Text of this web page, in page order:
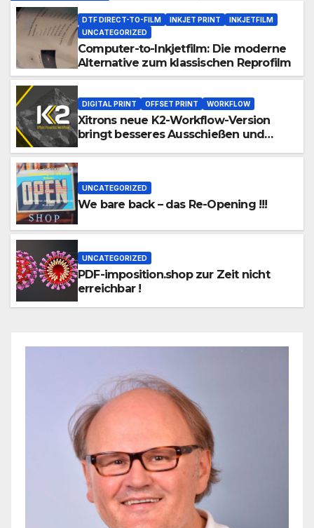
DTF DIRECT-TO-FILM INKJET PRINT
INKJETFILM
UNCATEGORIZED
Computer-to-Inkjetfilm: Die moderne
Alternative zum klassischen Reprofilm
DIGITAL PRINT OFFSET PRINT WORKFLOW
Xitrons neue K2-Workflow-Version
bringt besseres Ausschießen und
UNCATEGORIZED
We bare back – das Re-Opening !!!
UNCATEGORIZED
PDF-imposition.shop zur Zeit nicht
erreichbar !